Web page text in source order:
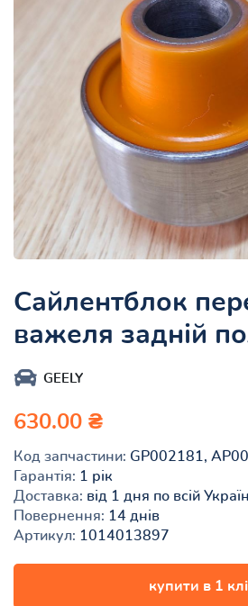
Сайлентблок
важеля задній
GEELY
630.00 ₴
Код запчастини: GP002181,
Гарантія: 1 рік
Доставка: від 1 дня по всій
Повернення: 14 днів
Артикул: 1014013897
купити в 1